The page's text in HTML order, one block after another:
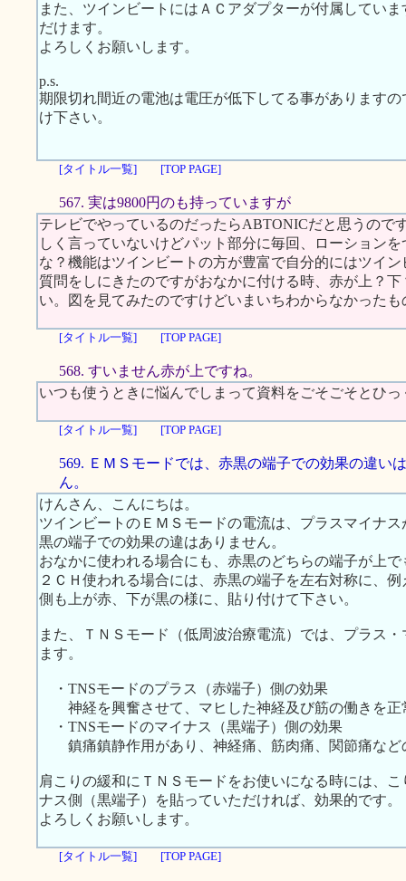
また、ツインビートにはＡＣアダプターが付属してい
だけます。
よろしくお願いします。
p.s.
期限切れ間近の電池は電圧が低下してる事があります
け下さい。
[タイトル一覧] [TOP PAGE]
567. 実は9800円のも持っていますが
テレビでやっているのだったらABTONICだと思うので
しく言っていないけどパット部分に毎回、ローション
な？機能はツインビートの方が豊富で自分的にはツイ
質問をしにきたのですがおなかに付ける時、赤が上？
い。図を見てみたのですけどいまいちわからなかったも
[タイトル一覧] [TOP PAGE]
568. すいません赤が上ですね。
いつも使うときに悩んでしまって資料をごそごそとひ
[タイトル一覧] [TOP PAGE]
569. ＥＭＳモードでは、赤黒の端子での効果の違い
ん。
けんさん、こんにちは。
ツインビートのＥＭＳモードの電流は、プラスマイナ
黒の端子での効果の違はありません。
おなかに使われる場合にも、赤黒のどちらの端子が上で
２ＣＨ使われる場合には、赤黒の端子を左右対称に、
側も上が赤、下が黒の様に、貼り付けて下さい。
また、ＴＮＳモード（低周波治療電流）では、プラス
ます。
・TNSモードのプラス（赤端子）側の効果
神経を興奮させて、マヒした神経及び筋の働きを正
・TNSモードのマイナス（黒端子）側の効果
鎮痛鎮静作用があり、神経痛、筋肉痛、関節痛など
肩こりの緩和にＴＮＳモードをお使いになる時には、
ナス側（黒端子）を貼っていただければ、効果的です。
よろしくお願いします。
[タイトル一覧] [TOP PAGE]